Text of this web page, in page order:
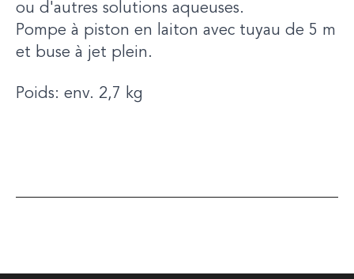
ou d'autres solutions aqueuses.
Pompe à piston en laiton avec tuyau de 5 m
et buse à jet plein.
Poids: env. 2,7 kg